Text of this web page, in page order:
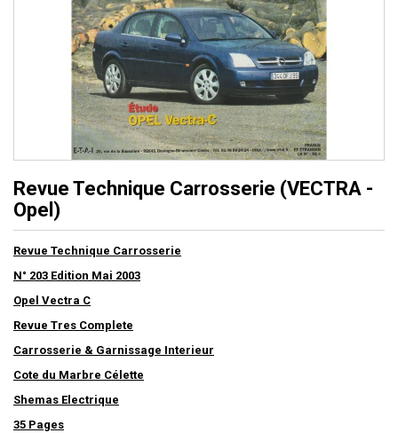
Revue Technique Carrosserie (VECTRA -
Opel)
Revue Technique Carrosserie
N° 203 Edition Mai 2003
Opel Vectra C
Revue Tres Complete
Carrosserie & Garnissage Interieur
Cote du Marbre Célette
Shemas Electrique
35 Pages